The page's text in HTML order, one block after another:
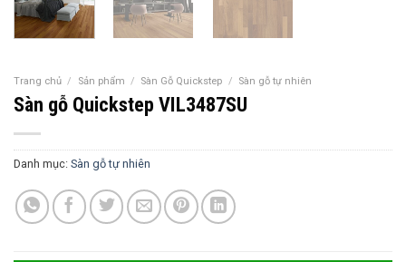
Trang chủ / Sản phẩm / Sàn Gỗ Quickstep / Sàn gỗ tự nhiên
Sàn gỗ Quickstep VIL3487SU
Danh mục: Sàn gỗ tự nhiên